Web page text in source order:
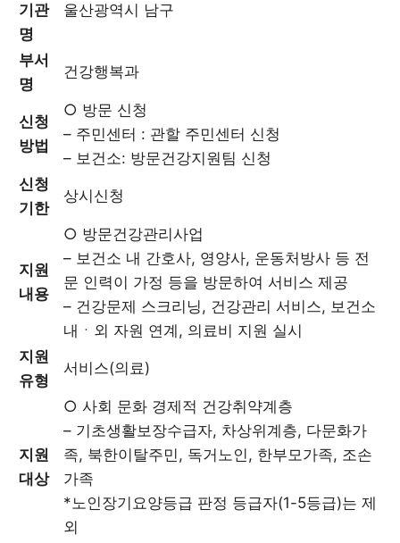
기관
명
울산광역시 남구
부서
명
건강행복과
신청
방법
○ 방문 신청
– 주민센터 : 관할 주민센터 신청
– 보건소: 방문건강지원팀 신청
신청
기한
상시신청
지원
내용
○ 방문건강관리사업
– 보건소 내 간호사, 영양사, 운동처방사 등 전
문 인력이 가정 등을 방문하여 서비스 제공
– 건강문제 스크리닝, 건강관리 서비스, 보건소
내ㆍ외 자원 연계, 의료비 지원 실시
지원
유형
서비스(의료)
지원
대상
○ 사회 문화 경제적 건강취약계층
– 기초생활보장수급자, 차상위계층, 다문화가
족, 북한이탈주민, 독거노인, 한부모가족, 조손
가족
*노인장기요양등급 판정 등급자(1-5등급)는 제
외